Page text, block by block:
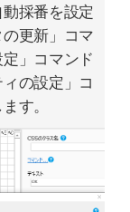
採番を設定
更新」コマ
」コマンド
の設定」コ
す。